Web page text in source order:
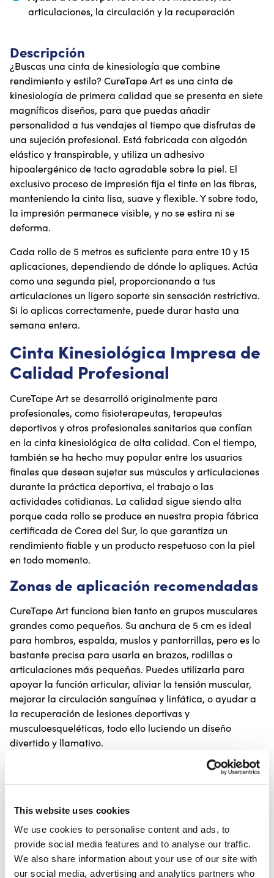
This website uses cookies
We use cookies to personalise content and ads, to
provide social media features and to analyse our traffic.
We also share information about your use of our site with
our social media, advertising and analytics partners who
articulaciones, la circulación y la recuperación
Descripción
¿Buscas una cinta de kinesiología que combine
rendimiento y estilo? CureTape Art es una cinta de
kinesiología de primera calidad que se presenta en siete
magníficos diseños, para que puedas añadir
personalidad a tus vendajes al tiempo que disfrutas de
una sujeción profesional. Está fabricada con algodón
elástico y transpirable, y utiliza un adhesivo
hipoalergénico de tacto agradable sobre la piel. El
exclusivo proceso de impresión fija el tinte en las fibras,
manteniendo la cinta lisa, suave y flexible. Y sobre todo,
la impresión permanece visible, y no se estira ni se
deforma.
Cada rollo de 5 metros es suficiente para entre 10 y 15
aplicaciones, dependiendo de dónde lo apliques. Actúa
como una segunda piel, proporcionando a tus
articulaciones un ligero soporte sin sensación restrictiva.
Si lo aplicas correctamente, puede durar hasta una
semana entera.
Cinta Kinesiológica Impresa de
Calidad Profesional
CureTape Art se desarrolló originalmente para
profesionales, como fisioterapeutas, terapeutas
deportivos y otros profesionales sanitarios que confían
en la cinta kinesiológica de alta calidad. Con el tiempo,
también se ha hecho muy popular entre los usuarios
finales que desean sujetar sus músculos y articulaciones
durante la práctica deportiva, el trabajo o las
actividades cotidianas. La calidad sigue siendo alta
porque cada rollo se produce en nuestra propia fábrica
certificada de Corea del Sur, lo que garantiza un
rendimiento fiable y un producto respetuoso con la piel
en todo momento.
Zonas de aplicación recomendadas
CureTape Art funciona bien tanto en grupos musculares
grandes como pequeños. Su anchura de 5 cm es ideal
para hombros, espalda, muslos y pantorrillas, pero es lo
bastante precisa para usarla en brazos, rodillas o
articulaciones más pequeñas. Puedes utilizarla para
apoyar la función articular, aliviar la tensión muscular,
mejorar la circulación sanguínea y linfática, o ayudar a
la recuperación de lesiones deportivas y
musculoesqueléticas, todo ello luciendo un diseño
divertido y llamativo.
Características de CureTape Art
flexibilidad y estilo. Su suave superficie de algodón
que sea suave con la piel, incluso durante un uso
prolongado. El material elástico se mueve con tu cuerpo,
proporcionando sujeción sin restringir el movimiento. El